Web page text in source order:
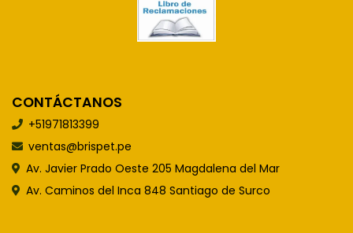
CONTÁCTANOS
+51971813399
ventas@brispet.pe
Av. Javier Prado Oeste 205 Magdalena del Mar
Av. Caminos del Inca 848 Santiago de Surco